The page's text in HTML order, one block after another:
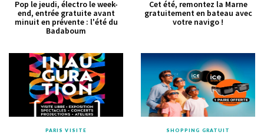
Pop le jeudi, électro le week-
end, entrée gratuite avant
minuit en prévente : l'été du
Badaboum
Cet été, remontez la Marne
gratuitement en bateau avec
votre navigo !
PARIS VISITE SHOPPING GRATUIT